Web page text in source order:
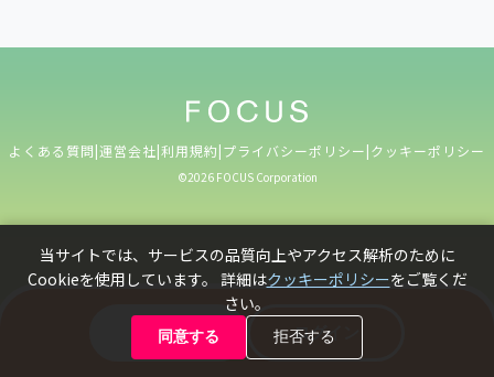
ログイン
新規登録
よくある質問|運営会社|利用規約|プライバシーポリシー|クッキーポリシー
©️2026 FOCUS Corporation
当サイトでは、サービスの品質向上やアクセス解析のために
Cookieを使用しています。 詳細はクッキーポリシーをご覧くだ
さい。
同意する 拒否する